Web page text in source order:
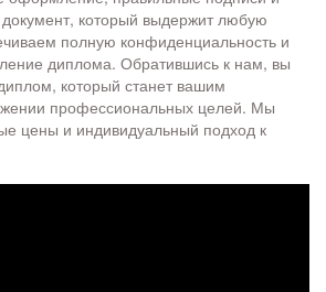
который выдержит любую
полную конфиденциальность и
диплома. Обратившись к нам, вы
который станет вашим
профессиональных целей. Мы
цены и индивидуальный подход к